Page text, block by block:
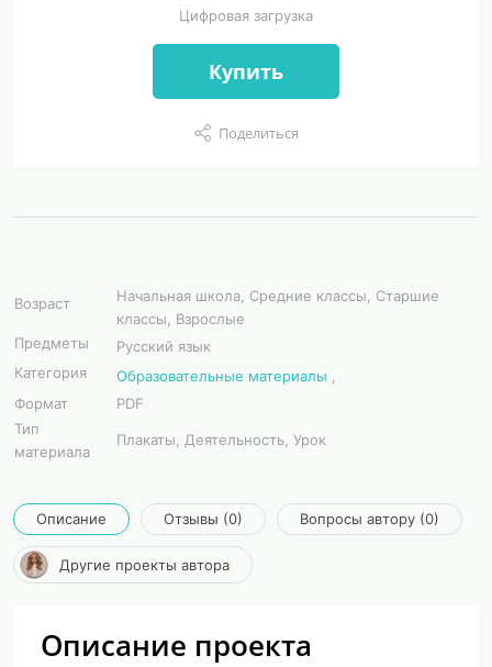
Цифровая загрузка
Купить
Поделиться
Возраст
Начальная школа, Средние классы, Старшие
классы, Взрослые
Предметы
Русский язык
Категория
Образовательные материалы ,
Формат
PDF
Тип
материала
Плакаты, Деятельность, Урок
Описание Отзывы (0) Вопросы автору (0)
Другие проекты автора
Описание проекта